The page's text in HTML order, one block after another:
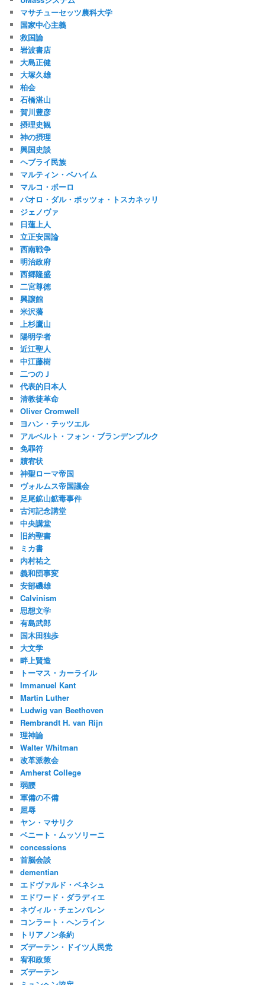
マサチューセッツ農科大学
国家中心主義
救国論
岩波書店
大島正健
大塚久雄
柏会
石橋湛山
賀川豊彦
摂理史観
神の摂理
興国史談
ヘブライ民族
マルティン・ベハイム
マルコ・ポーロ
パオロ・ダル・ポッツォ・トスカネッリ
ジェノヴァ
日蓮上人
立正安国論
西南戦争
明治政府
西郷隆盛
二宮尊徳
興譲館
米沢藩
上杉鷹山
陽明学者
近江聖人
中江藤樹
二つのＪ
代表的日本人
清教徒革命
Oliver Cromwell
ヨハン・テッツエル
アルベルト・フォン・ブランデンブルク
免罪符
贖宥状
神聖ローマ帝国
ヴォルムス帝国議会
足尾鉱山鉱毒事件
古河記念講堂
中央講堂
旧約聖書
ミカ書
内村祐之
義和団事変
安部磯雄
Calvinism
思想文学
有島武郎
国木田独歩
大文学
畔上賢造
トーマス・カーライル
Immanuel Kant
Martin Luther
Ludwig van Beethoven
Rembrandt H. van Rijn
理神論
Walter Whitman
改革派教会
Amherst College
弱腰
軍備の不備
屈辱
ヤン・マサリク
ベニート・ムッソリーニ
concessions
首脳会談
dementian
エドヴァルド・ベネシュ
エドワード・ダラディエ
ネヴィル・チェンバレン
コンラート・ヘンライン
トリアノン条約
ズデーテン・ドイツ人民党
宥和政策
ズデーテン